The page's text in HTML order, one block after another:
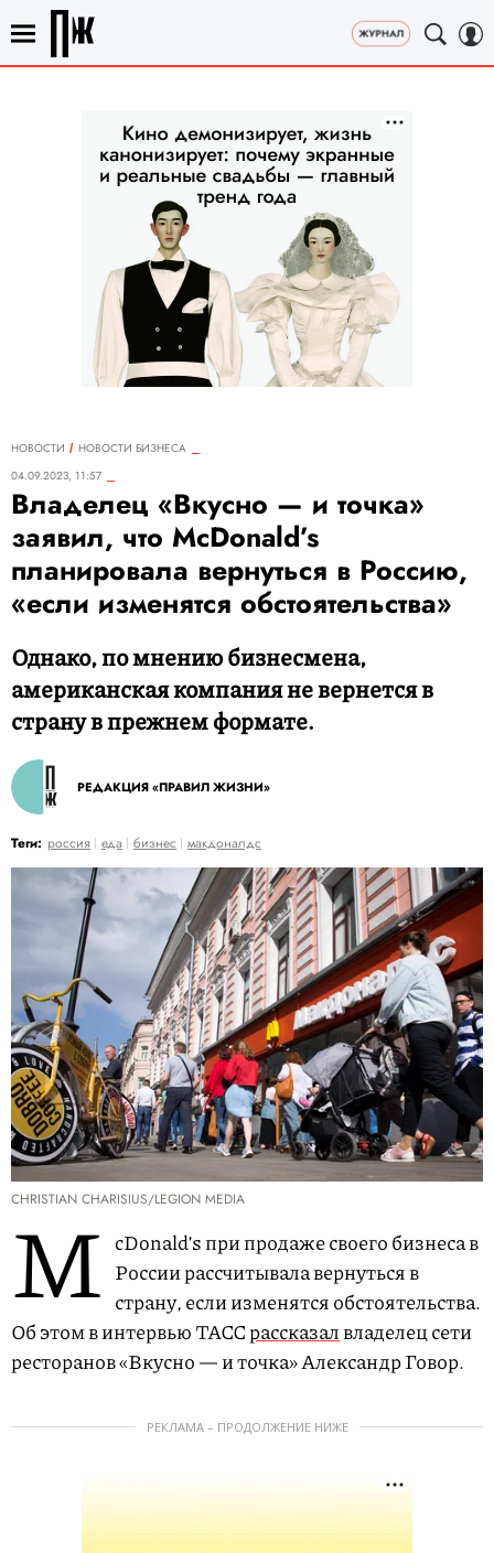
НОВОСТИ
НОВОСТИ БИЗНЕСА
04.09.2023, 11:57
Владелец «Вкусно — и точка»
заявил, что McDonald’s
планировала вернуться в Россию,
«если изменятся обстоятельства»
Однако, по мнению бизнесмена,
американская компания не вернется в
страну в прежнем формате.
РЕДАКЦИЯ «ПРАВИЛ ЖИЗНИ»
Теги: россия еда бизнес макдоналдс
CHRISTIAN CHARISIUS/LEGION MEDIA
M cDonald’s при продаже своего бизнеса в
России рассчитывала вернуться в
страну, если изменятся обстоятельства.
Об этом в интервью ТАССрассказалвладелец сети
ресторанов «Вкусно — и точка» Александр Говор.
РЕКЛАМА – ПРОДОЛЖЕНИЕ НИЖЕ